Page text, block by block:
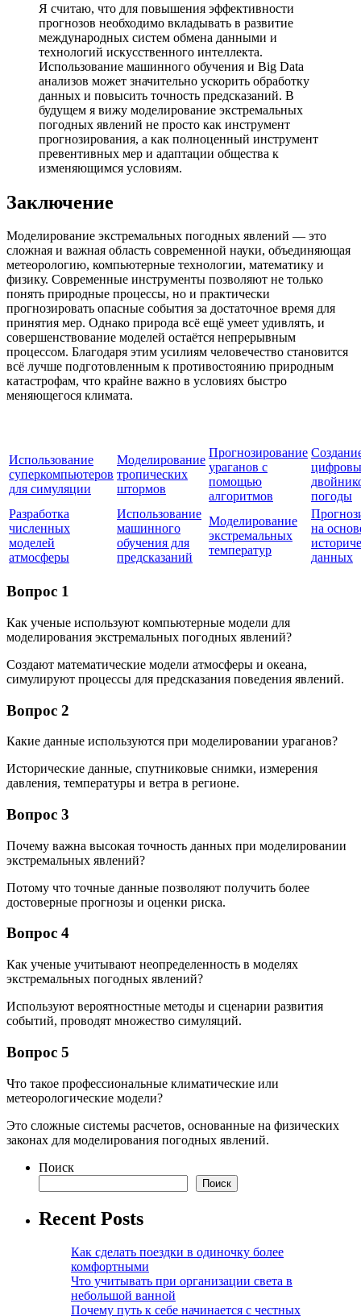
Я считаю, что для повышения эффективности
прогнозов необходимо вкладывать в развитие
международных систем обмена данными и
технологий искусственного интеллекта.
Использование машинного обучения и Big Data
анализов может значительно ускорить обработку
данных и повысить точность предсказаний. В
будущем я вижу моделирование экстремальных
погодных явлений не просто как инструмент
прогнозирования, а как полноценный инструмент
превентивных мер и адаптации общества к
изменяющимся условиям.
Заключение
Моделирование экстремальных погодных явлений — это
сложная и важная область современной науки, объединяющая
метеорологию, компьютерные технологии, математику и
физику. Современные инструменты позволяют не только
понять природные процессы, но и практически
прогнозировать опасные события за достаточное время для
принятия мер. Однако природа всё ещё умеет удивлять, и
совершенствование моделей остаётся непрерывным
процессом. Благодаря этим усилиям человечество становится
всё лучше подготовленным к противостоянию природным
катастрофам, что крайне важно в условиях быстро
меняющегося климата.
Использование
суперкомпьютеров
для симуляции
Моделирование
тропических
штормов
Прогнозирование
ураганов с
помощью
алгоритмов
погоды
Разработка
численных
моделей
атмосферы
Использование
машинного
обучения для
предсказаний
Моделирование
экстремальных
температур
на
данных
Вопрос 1
Как ученые используют компьютерные модели для
моделирования экстремальных погодных явлений?
Создают математические модели атмосферы и океана,
симулируют процессы для предсказания поведения явлений.
Вопрос 2
Какие данные используются при моделировании ураганов?
Исторические данные, спутниковые снимки, измерения
давления, температуры и ветра в регионе.
Вопрос 3
Почему важна высокая точность данных при моделировании
экстремальных явлений?
Потому что точные данные позволяют получить более
достоверные прогнозы и оценки риска.
Вопрос 4
Как ученые учитывают неопределенность в моделях
экстремальных погодных явлений?
Используют вероятностные методы и сценарии развития
событий, проводят множество симуляций.
Вопрос 5
Что такое профессиональные климатические или
метеорологические модели?
Это сложные системы расчетов, основанные на физических
законах для моделирования погодных явлений.
Поиск
Поиск
Recent Posts
Как сделать поездки в одиночку более
комфортными
Что учитывать при организации света в
небольшой ванной
Почему путь к себе начинается с честных